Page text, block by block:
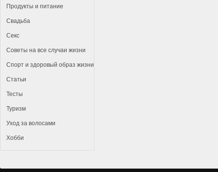
Продукты и питание
Свадьба
Секс
Советы на все случаи жизни
Спорт и здоровый образ жизни
Статьи
Тесты
Туризм
Уход за волосами
Хобби